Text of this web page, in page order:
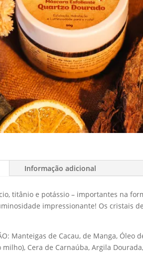
Informação adicional
titânio e potássio – importantes na
impressionante! Os cristais
Manteigas de Cacau, de Manga,
Cera de Carnaúba, Argila